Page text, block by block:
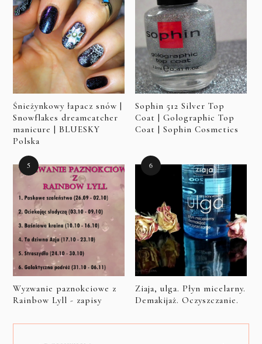
Śnieżynkowy łapacz snów |
Snowflakes dreamcatcher
manicure | BLUESKY
Polska
Sophin 512 Silver Top
Coat | Golographic Top
Coat | Sophin Cosmetics
Wyzwanie paznokciowe z
Rainbow Lyll - zapisy
Ziaja, ulga. Płyn micelarny.
Demakijaż. Oczyszczanie.